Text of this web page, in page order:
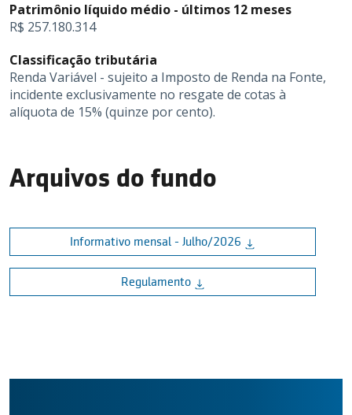
Patrimônio líquido médio - últimos 12 meses
R$ 257.180.314
Classificação tributária
Renda Variável - sujeito a Imposto de Renda na Fonte,
incidente exclusivamente no resgate de cotas à
alíquota de 15% (quinze por cento).
Arquivos do fundo
Informativo mensal - Julho/2026
Regulamento